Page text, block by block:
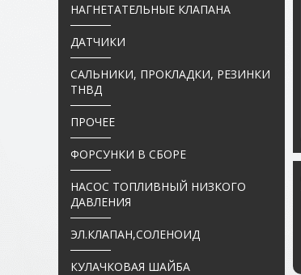
НАГНЕТАТЕЛЬНЫЕ КЛАПАНА
ДАТЧИКИ
САЛЬНИКИ, ПРОКЛАДКИ, РЕЗИНКИ
ТНВД
ПРОЧЕЕ
ФОРСУНКИ В СБОРЕ
НАСОС ТОПЛИВНЫЙ НИЗКОГО
ДАВЛЕНИЯ
ЭЛ.КЛАПАН,СОЛЕНОИД
КУЛАЧКОВАЯ ШАЙБА